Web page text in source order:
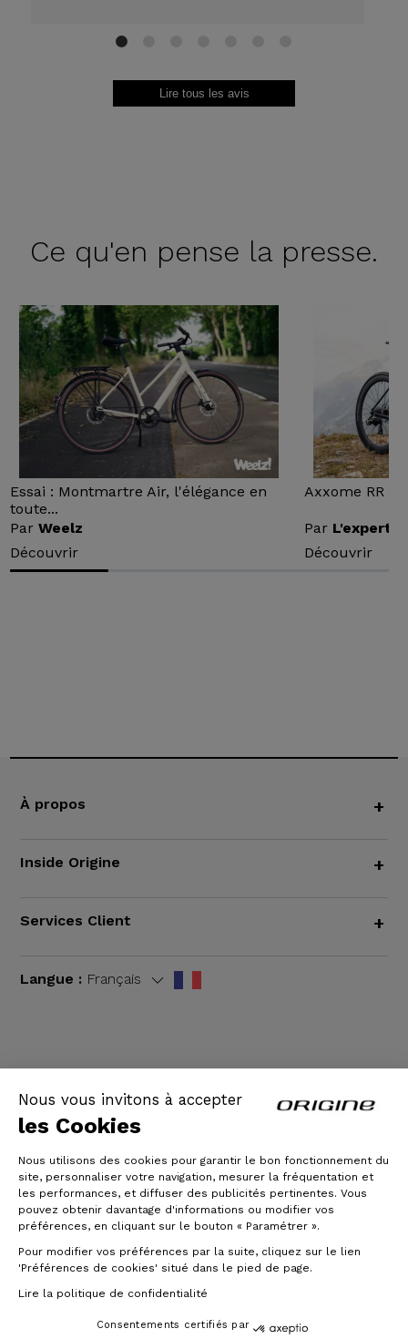
Nous vous invitons à accepter
les Cookies
Nous utilisons des cookies pour garantir le bon fonctionnement du
site, personnaliser votre navigation, mesurer la fréquentation et
les performances, et diffuser des publicités pertinentes. Vous
pouvez obtenir davantage d'informations ou modifier vos
préférences, en cliquant sur le bouton « Paramétrer ».
Pour modifier vos préférences par la suite, cliquez sur le lien
'Préférences de cookies' situé dans le pied de page.
Lire la politique de confidentialité
Consentements certifiés par
1
Lire tous les avis
Ce qu'en pense la presse.
Essai : Montmartre Air, l'élégance en
toute...
ParWeelz
Découvrir
Axxome RR :
Par L'expert
Découvrir
À propos +
Inside Origine +
Services Client +
Langue : Français
© Origine Cycles